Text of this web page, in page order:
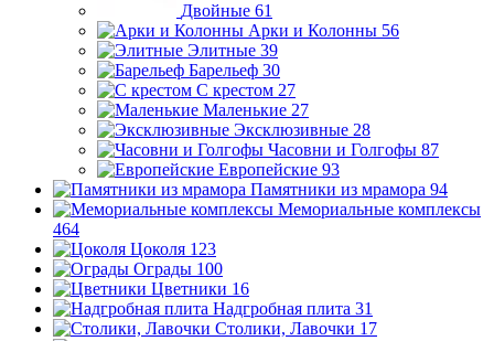
Двойные 61
Арки и Колонны 56
Элитные 39
Барельеф 30
С крестом 27
Маленькие 27
Эксклюзивные 28
Часовни и Голгофы 87
Европейские 93
Памятники из мрамора 94
Мемориальные комплексы
464
Цоколя 123
Ограды 100
Цветники 16
Надгробная плита 31
Столики, Лавочки 17